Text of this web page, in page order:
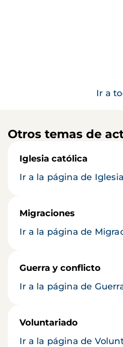
Ir a
Otros temas de
Iglesia católica
Ir a la página de
Migraciones
Ir a la página de
Guerra y conflicto
Ir a la página de
Voluntariado
Ir a la página de